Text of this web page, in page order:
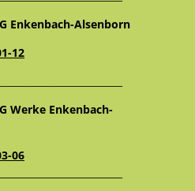
Enkenbach-Alsenborn
12
Werke Enkenbach-
06